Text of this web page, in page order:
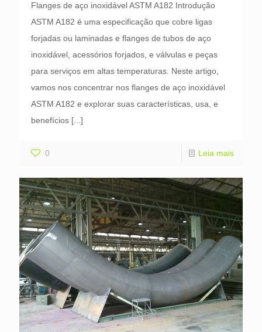
Flanges de aço inoxidável ASTM A182 Introdução
ASTM A182 é uma especificação que cobre ligas
forjadas ou laminadas e flanges de tubos de aço
inoxidável, acessórios forjados, e válvulas e peças
para serviços em altas temperaturas. Neste artigo,
vamos nos concentrar nos flanges de aço inoxidável
ASTM A182 e explorar suas características, usa, e
benefícios [...]
0 Leia mais